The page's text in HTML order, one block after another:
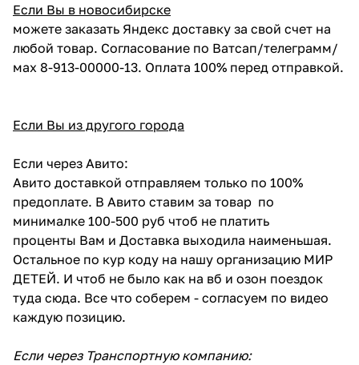
Если Вы в новосибирске
можете заказать Яндекс доставку за свой счет на
любой товар. Согласование по Ватсап/телеграмм/
мах 8-913-00000-13. Оплата 100% перед отправкой.
Если Вы из другого города
Если через Авито:
Авито доставкой отправляем только по 100%
предоплате. В Авито ставим за товар по
минималке 100-500 руб чтоб не платить
проценты Вам и Доставка выходила наименьшая.
Остальное по кур коду на нашу организацию МИР
ДЕТЕЙ. И чтоб не было как на вб и озон поездок
туда сюда. Все что соберем - согласуем по видео
каждую позицию.
Если через Транспортную компанию: